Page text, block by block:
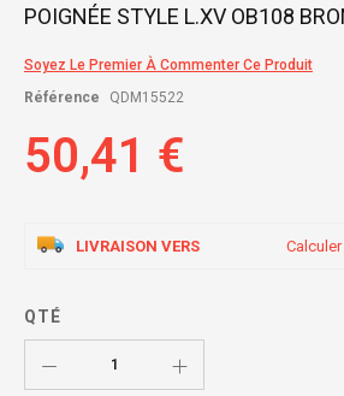
Skip
beginning
of
images
gallery
POIGNÉE STYLE L.XV OB108
Soyez Le Premier À Commenter Ce Produit
Référence
QDM15522
50,41 €
LIVRAISON VERS
QTÉ